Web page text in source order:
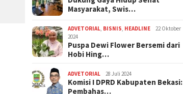
Masyarakat, Swis…
ADVETORIAL BISNIS HEADLINE
22 Oktober
2024
Puspa Dewi Flower Bersemi dari
Hobi Hing…
ADVETORIAL 28 Juli 2024
Komisi I DPRD Kabupaten Bekasi:
Pembahas…